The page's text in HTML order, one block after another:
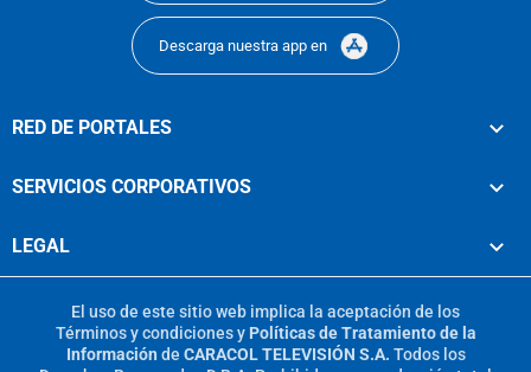
Descarga nuestra app en
RED DE PORTALES
SERVICIOS CORPORATIVOS
LEGAL
El uso de este sitio web implica la aceptación de los
Términos y condicionesy Políticas de Tratamiento de la
Información de CARACOL TELEVISIÓN S.A. Todos los